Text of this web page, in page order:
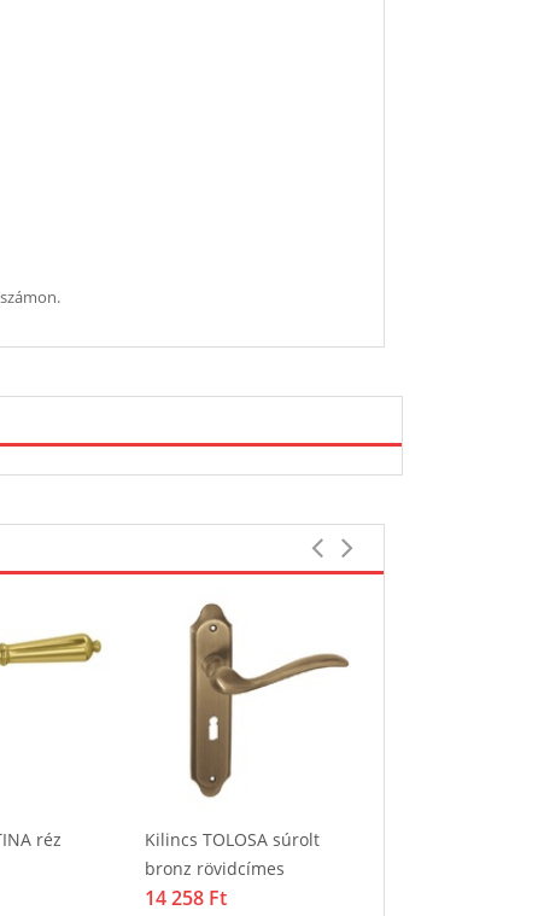
réz
Kilincs TOLOSA súrolt
bronz rövidcímes
14 258 Ft